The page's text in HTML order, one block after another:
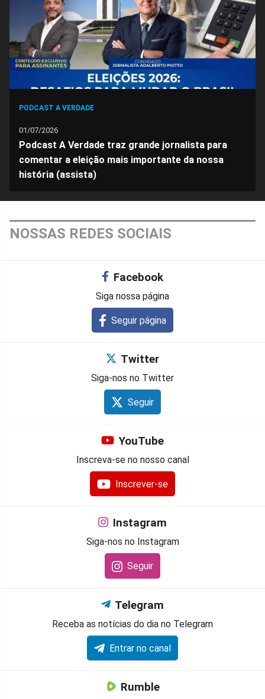
FacebookWhatsappTwitterMessengerTelegramGettr
PODCAST A VERDADE
01/07/2026
Podcast A Verdade traz grande jornalista para
comentar a eleição mais importante da nossa
história (assista)
NOSSAS REDES SOCIAIS
Facebook
Siga nossa página
Seguir página
Twitter
Siga-nos no Twitter
Seguir
YouTube
Inscreva-se no nosso canal
Inscrever-se
Instagram
Siga-nos no Instagram
Seguir
Telegram
Receba as notícias do dia no Telegram
Entrar no canal
Rumble